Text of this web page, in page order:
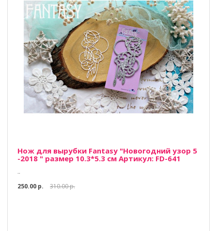
Нож для вырубки Fantasy "Новогодний узор 5
-2018 " размер 10.3*5.3 см Артикул: FD-641
..
250.00 р.
310.00 р.